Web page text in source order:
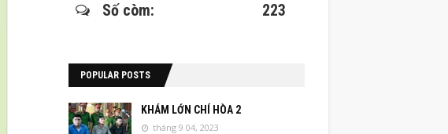
Số còm:
223
POPULAR POSTS
KHÁM LỚN CHÍ HÒA 2
tháng 9 04, 2023